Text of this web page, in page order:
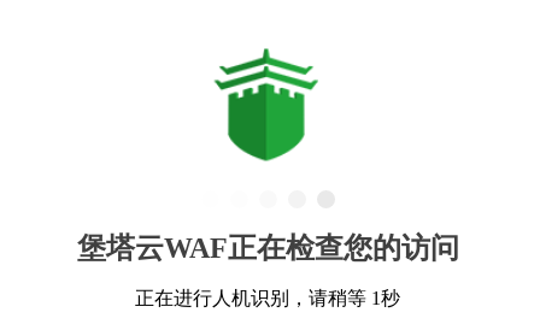
堡塔云WAF正在检查您的访问
正在进行人机识别，请稍等 1秒